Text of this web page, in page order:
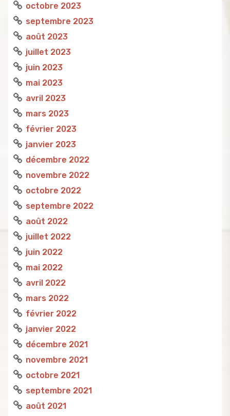
octobre 2023
septembre 2023
août 2023
juillet 2023
juin 2023
mai 2023
avril 2023
mars 2023
février 2023
janvier 2023
décembre 2022
novembre 2022
octobre 2022
septembre 2022
août 2022
juillet 2022
juin 2022
mai 2022
avril 2022
mars 2022
février 2022
janvier 2022
décembre 2021
novembre 2021
octobre 2021
septembre 2021
août 2021